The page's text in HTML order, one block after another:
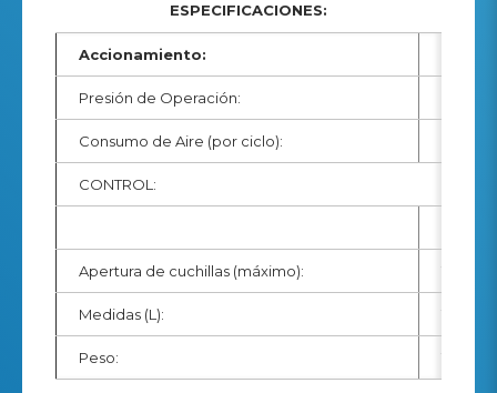
ESPECIFICACIONES:
Accionamiento:
Presión de Operación:
Consumo de Aire (por ciclo):
CONTROL:
Apertura de cuchillas (máximo):
Medidas (L):
Peso: